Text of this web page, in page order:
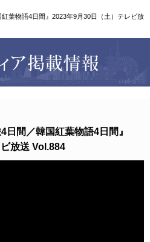
葉物語4日間』2023年9月30日（土）テレビ放
間／韓国紅葉物語4日間』
放送 Vol.884